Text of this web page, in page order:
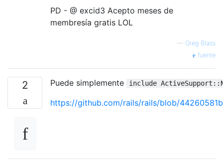
PD - @ excid3 Acepto meses de
membresía gratis LOL
— Greg Blass
fuente
2 Puede simplemente include
https://github.com/rails/rails/blob/